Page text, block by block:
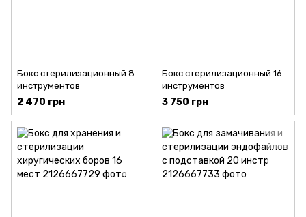
Бокс стерилизационный 8
инструментов
2 470 грн
Бокс стерилизационный 16
инструментов
3 750 грн